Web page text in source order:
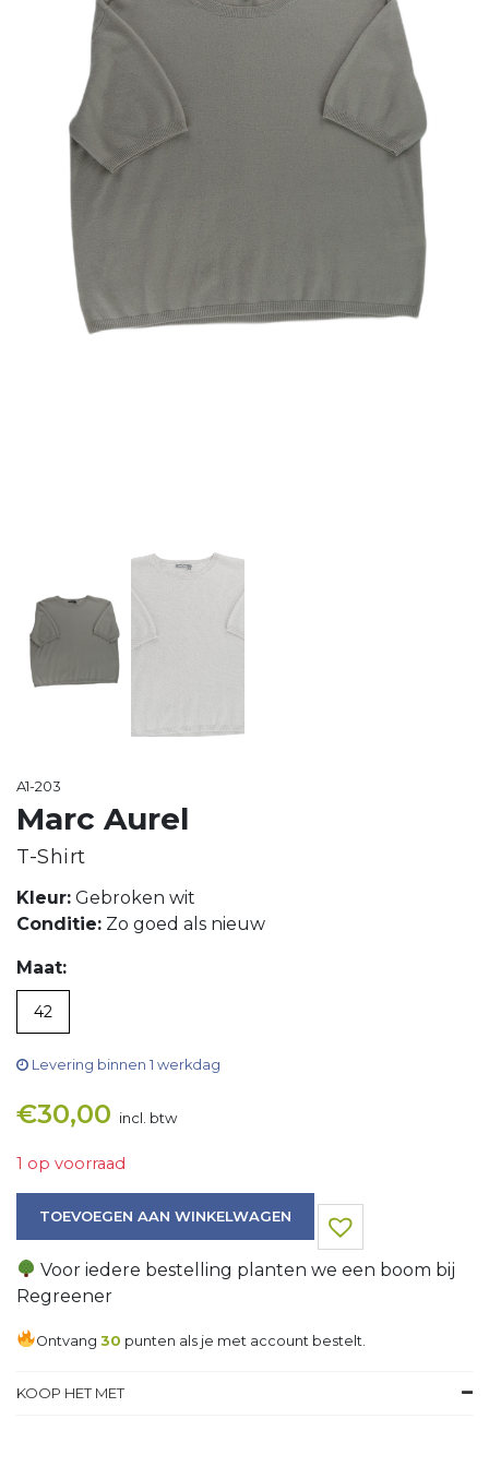
A1-203
Marc Aurel
T-Shirt
Kleur: Gebroken wit
Conditie: Zo goed als nieuw
Maat:
42
Levering binnen 1 werkdag
€30,00 incl. btw
1 op voorraad
TOEVOEGEN AAN WINKELWAGEN
Voor iedere bestelling planten we een boom bij
Regreener
Ontvang30 punten als je met account bestelt.
KOOP HET MET